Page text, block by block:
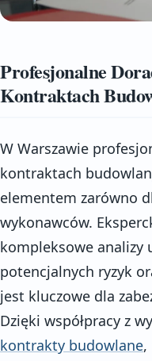
Profesjonalne
Kontraktach
W Warszawie
kontraktach
elementem zarówno
wykonawców.
kompleksowe analizy
potencjalnych ryzyk
jest kluczowe dla
Dzięki współpracy z
kontrakty budowlane,